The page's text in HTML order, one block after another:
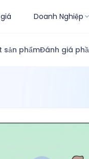
Doanh Nghiệp
sản phẩmĐánh giá